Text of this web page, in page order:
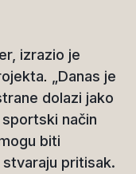
izrazio je
.
„Danas je
dolazi jako
način
biti
pritisak.